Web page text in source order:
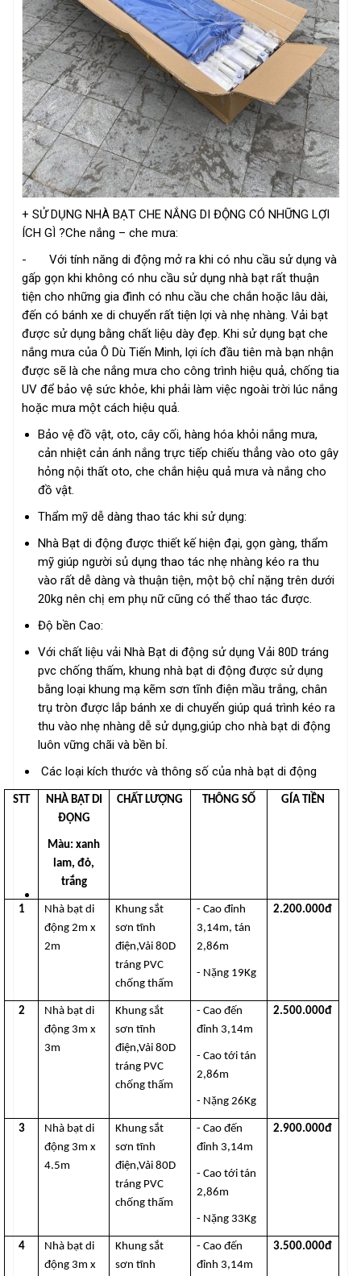
+ SỬ DỤNG NHÀ BẠT CHE NẮNG DI ĐỘNG CÓ NHỮNG LỢI
ÍCH GÌ ?Che nắng – che mưa:
- Với tính năng di động mở ra khi có nhu cầu sử dụng và
gấp gọn khi không có nhu cầu sử dụng nhà bạt rất thuận
tiện cho những gia đình có nhu cầu che chắn hoặc lâu dài,
đến có bánh xe di chuyển rất tiện lợi và nhẹ nhàng. Vải bạt
được sử dụng bằng chất liệu dày đẹp. Khi sử dụng bạt che
nắng mưa của Ô Dù Tiến Minh, lợi ích đầu tiên mà bạn nhận
được sẽ là che nắng mưa cho công trình hiệu quả, chống tia
UV để bảo vệ sức khỏe, khi phải làm việc ngoài trời lúc nắng
hoặc mưa một cách hiệu quả.
Bảo vệ đồ vật, oto, cây cối, hàng hóa khỏi nắng mưa,
cản nhiệt cản ánh nắng trực tiếp chiếu thẳng vào oto gây
hỏng nội thất oto, che chắn hiệu quả mưa và nắng cho
đồ vật.
Thẩm mỹ dễ dàng thao tác khi sử dụng:
Nhà Bạt di động được thiết kế hiện đại, gọn gàng, thẩm
mỹ giúp người sủ dụng thao tác nhẹ nhàng kéo ra thu
vào rất dễ dàng và thuận tiện, một bộ chỉ nặng trên dưới
20kg nên chị em phụ nữ cũng có thể thao tác được.
Độ bền Cao:
Với chất liệu vải Nhà Bạt di động sử dụng Vải 80D tráng
pvc chống thấm, khung nhà bạt di động được sử dụng
bằng loại khung mạ kẽm sơn tĩnh điện mầu trắng, chân
trụ tròn được lắp bánh xe di chuyển giúp quá trình kéo ra
thu vào nhẹ nhàng dễ sử dụng,giúp cho nhà bạt di động
luôn vững chãi và bền bỉ.
Các loại kích thước và thông số của nhà bạt di động
STT
NHÀ BẠT DI
ĐỘNG
Màu: xanh
lam, đỏ,
trắng
CHẤT LƯỢNG THÔNG SỐ GÍA TIỀN
1
Nhà bạt di
động 2m x
2m
Khung sắt
sơn tĩnh
điện,Vải 80D
tráng PVC
chống thấm
- Cao đỉnh
3,14m, tán
2,86m
- Nặng 19Kg
2.200.000đ
2
Nhà bạt di
động 3m x
3m
Khung sắt
sơn tĩnh
điện,Vải 80D
tráng PVC
chống thấm
- Cao đến
đỉnh 3,14m
- Cao tới tán
2,86m
- Nặng 26Kg
2.500.000đ
3
Nhà bạt di
động 3m x
4.5m
Khung sắt
sơn tĩnh
điện,Vải 80D
tráng PVC
chống thấm
- Cao đến
đỉnh 3,14m
- Cao tới tán
2,86m
- Nặng 33Kg
2.900.000đ
4
Nhà bạt di
động 3m x
Khung sắt
sơn tĩnh
- Cao đến
đỉnh 3,14m
3.500.000đ